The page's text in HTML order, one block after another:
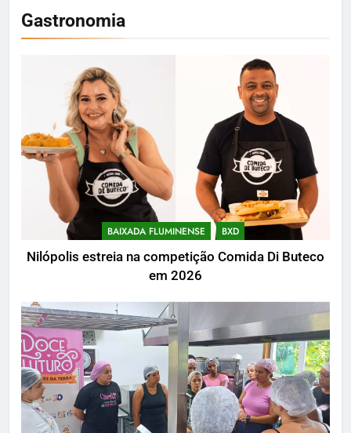
Gastronomia
BAIXADA FLUMINENSE BXD
Nilópolis estreia na competição Comida Di Buteco
em 2026